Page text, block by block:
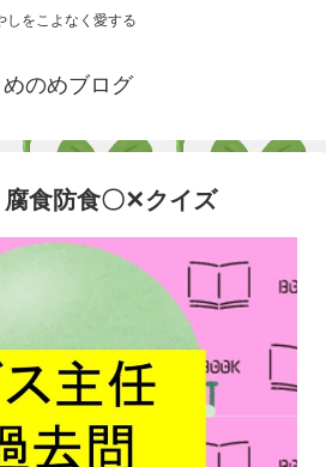
しをこよなく愛する
めのめブログ
腐食防食〇✕クイズ